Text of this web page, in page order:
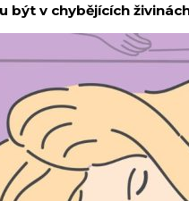
být v chybějících